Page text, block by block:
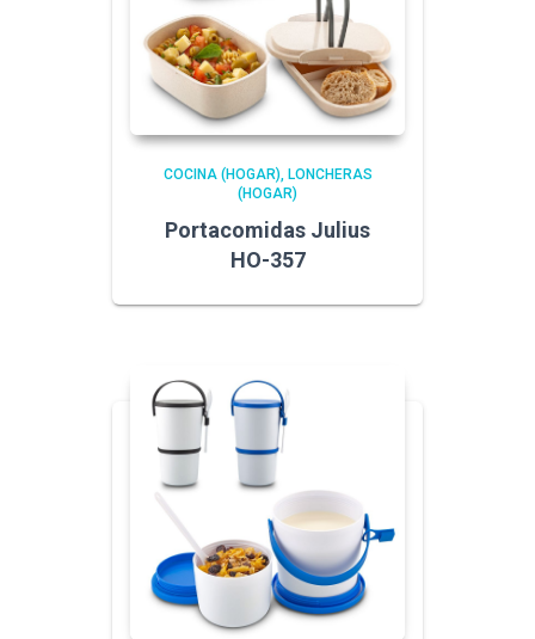
COCINA (HOGAR)
LONCHERAS
(HOGAR)
Portacomidas Julius
HO-357